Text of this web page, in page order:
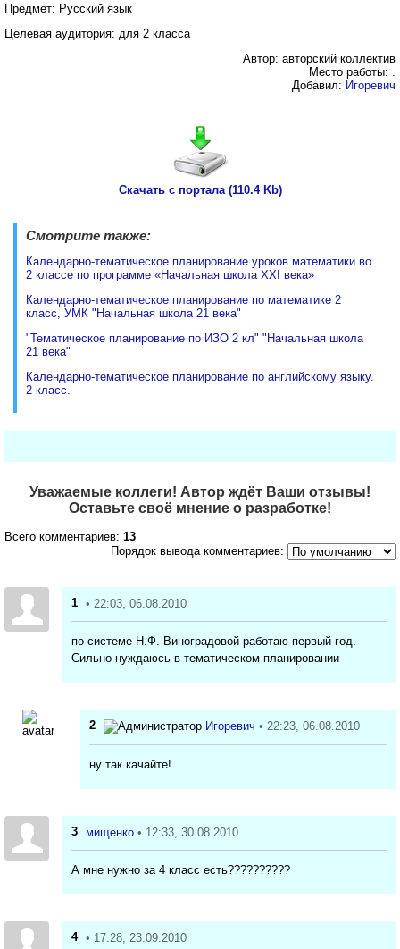
Предмет: Русский язык
Целевая аудитория: для 2 класса
Автор: авторский коллектив
Место работы: .
Добавил: Игоревич
Скачать с портала (110.4 Kb)
Смотрите также:
Календарно-тематическое планирование уроков математики во
2 классе по программе «Начальная школа XXI века»
Календарно-тематическое планирование по математике 2
класс, УМК "Начальная школа 21 века"
"Тематическое планирование по ИЗО 2 кл" "Начальная школа
21 века"
Календарно-тематическое планирование по английскому языку.
2 класс.
Уважаемые коллеги! Автор ждёт Ваши отзывы!
Оставьте своё мнение о разработке!
Всего комментариев: 13
Порядок вывода комментариев:
1 • 22:03, 06.08.2010
по системе Н.Ф. Виноградовой работаю первый год.
Сильно нуждаюсь в тематическом планировании
2 Игоревич • 22:23, 06.08.2010
ну так качайте!
3 мищенко • 12:33, 30.08.2010
А мне нужно за 4 класс есть??????????
4 • 17:28, 23.09.2010